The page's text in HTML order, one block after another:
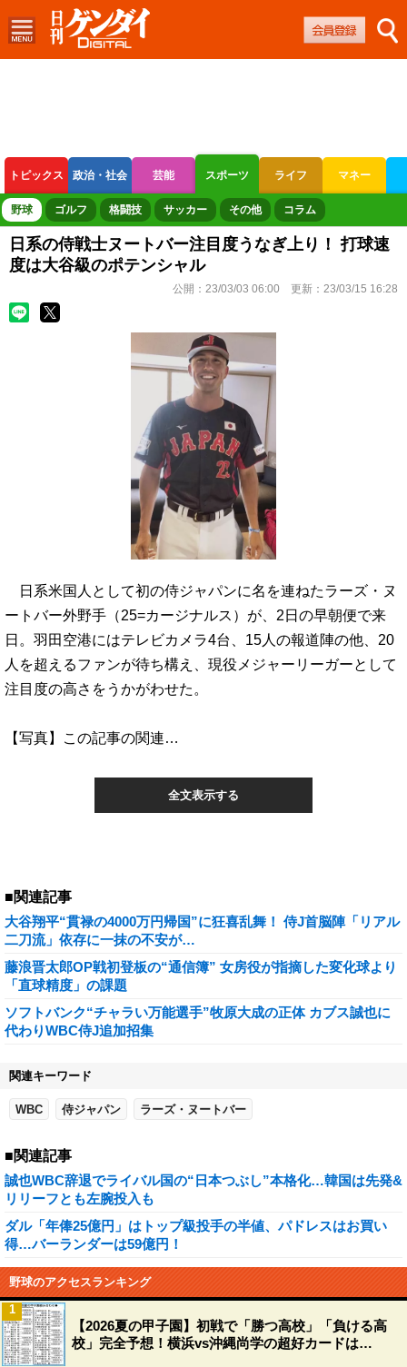
トピックス 政治・社会 芸能 スポーツ ライフ マネー
ボートレース 競輪 オートレース
野球 ゴルフ 格闘技 サッカー その他 コラム
日系の侍戦士ヌートバー注目度うなぎ上り！ 打球速
度は大谷級のポテンシャル
公開： 23/03/03 06:00 更新： 23/03/15 16:28
日系米国人として初の侍ジャパンに名を連ねたラーズ・ヌ
ートバー外野手（25=カージナルス）が、2日の早朝便で来
日。羽田空港にはテレビカメラ4台、15人の報道陣の他、20
人を超えるファンが待ち構え、現役メジャーリーガーとして
注目度の高さをうかがわせた。
【写真】この記事の関連…
全文表示する
■関連記事
大谷翔平“貫禄の4000万円帰国”に狂喜乱舞！ 侍J首脳陣「リアル
二刀流」依存に一抹の不安が…
藤浪晋太郎OP戦初登板の“通信簿” 女房役が指摘した変化球より
「直球精度」の課題
ソフトバンク“チャラい万能選手”牧原大成の正体 カブス誠也に
代わりWBC侍J追加招集
関連キーワード
WBC 侍ジャパン ラーズ・ヌートバー
■関連記事
誠也WBC辞退でライバル国の“日本つぶし”本格化…韓国は先発&
リリーフとも左腕投入も
ダル「年俸25億円」はトップ級投手の半値、パドレスはお買い
得…バーランダーは59億円！
野球のアクセスランキング
【2026夏の甲子園】初戦で「勝つ高校」「負ける高
校」完全予想！横浜vs沖縄尚学の超好カードは…
1